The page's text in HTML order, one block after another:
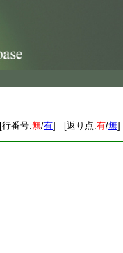
[行番号:無/有] [返り点:有/無]